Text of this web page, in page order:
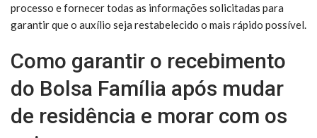
processo e fornecer todas as informações solicitadas para
garantir que o auxílio seja restabelecido o mais rápido possível.
Como garantir o recebimento
do Bolsa Família após mudar
de residência e morar com os